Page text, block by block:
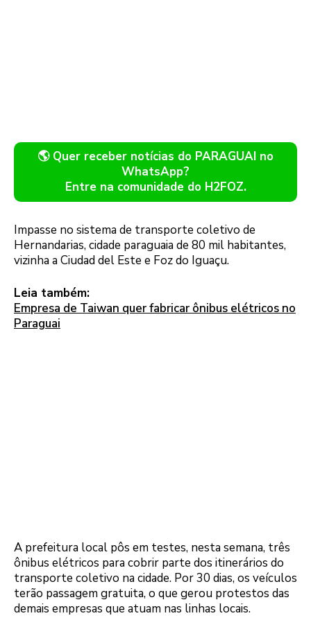
🌎 Quer receber notícias do PARAGUAI no
WhatsApp?
Entre na comunidade do H2FOZ.
Impasse no sistema de transporte coletivo de
Hernandarias, cidade paraguaia de 80 mil habitantes,
vizinha a Ciudad del Este e Foz do Iguaçu.
Leia também:
Empresa de Taiwan quer fabricar ônibus elétricos no
Paraguai
A prefeitura local pôs em testes, nesta semana, três
ônibus elétricos para cobrir parte dos itinerários do
transporte coletivo na cidade. Por 30 dias, os veículos
terão passagem gratuita, o que gerou protestos das
demais empresas que atuam nas linhas locais.